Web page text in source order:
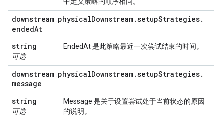
downstream. physicalDownstream.setupStrategies.
endedAt
string
可选
EndedAt 是此策略最近一次尝试结束的时间。
downstream. physicalDownstream.setupStrategies.
message
string
可选
Message 是关于设置尝试处于当前状态的原因
的说明。